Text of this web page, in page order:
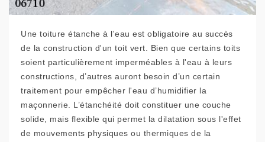
Une toiture étanche à l'eau est obligatoire au succès
de la construction d'un toit vert. Bien que certains toits
soient particulièrement imperméables à l'eau à leurs
constructions, d’autres auront besoin d’un certain
traitement pour empêcher l'eau d’humidifier la
maçonnerie. L’étanchéité doit constituer une couche
solide, mais flexible qui permet la dilatation sous l'effet
de mouvements physiques ou thermiques de la